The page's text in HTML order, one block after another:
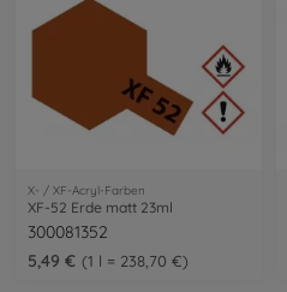
X- / XF-Acryl-Farben
XF-52 Erde matt 23ml
300081352
5,49 €
1 l = 238,70 €